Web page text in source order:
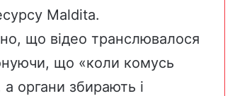
Maldita.
що відео транслювалося
що «коли комусь
а органи збирають і